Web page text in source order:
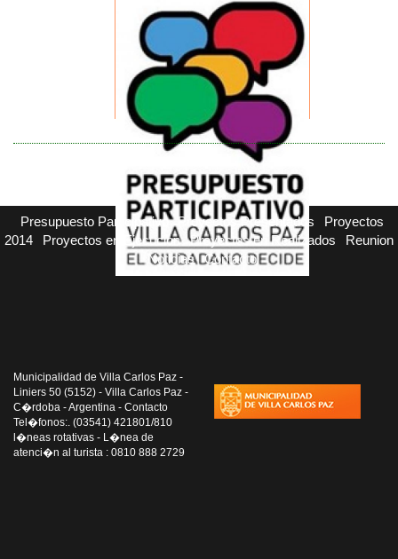
Presupuesto Participativo Proyectos Presentados
Proyectos
2014
Proyectos en Ejecucion Proyectos en Realizados
Reunion
Noticias
Contacto
Municipalidad de Villa Carlos Paz -
Liniers 50 (5152) - Villa Carlos Paz -
C�rdoba - Argentina - Contacto
Tel�fonos:. (03541) 421801/810
l�neas rotativas - L�nea de
atenci�n al turista : 0810 888 2729